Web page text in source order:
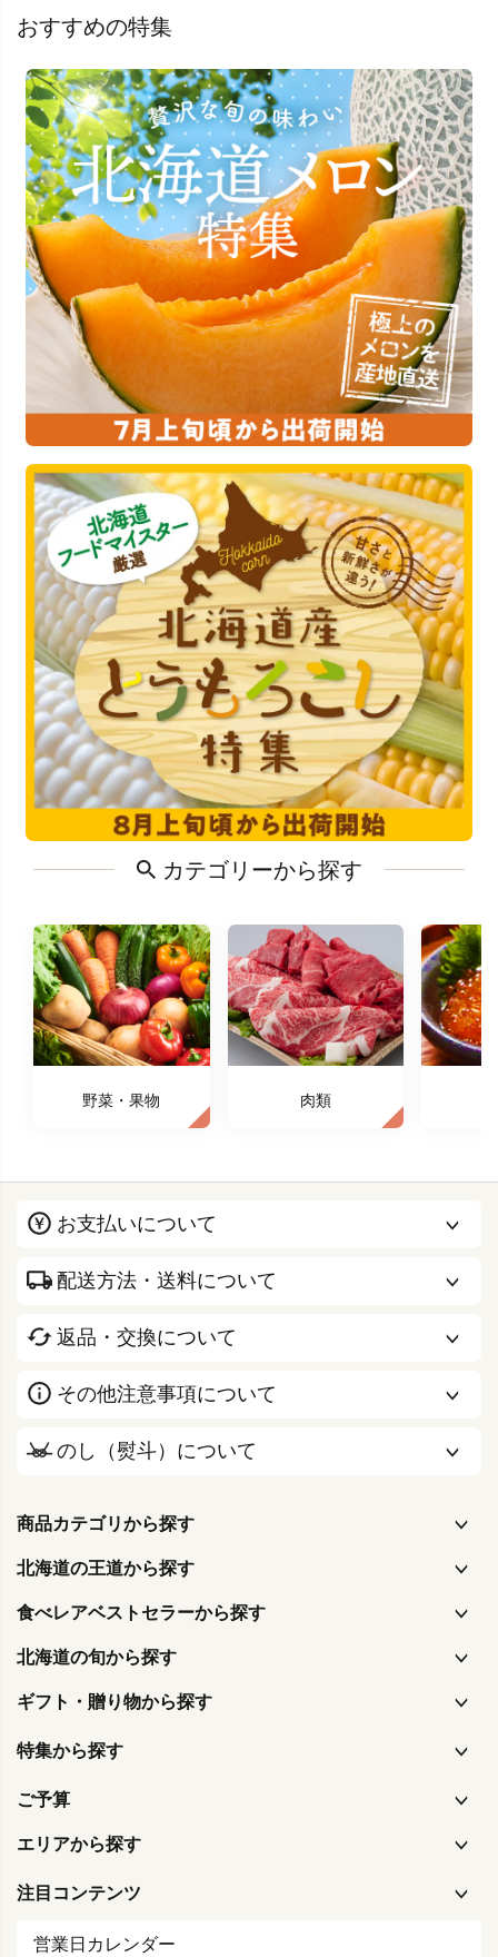
おすすめの特集
カテゴリーから探す
野菜・果物 肉類
お支払いについて
配送方法・送料について
返品・交換について
その他注意事項について
のし（熨斗）について
商品カテゴリから探す
北海道の王道から探す
食べレアベストセラーから探す
北海道の旬から探す
ギフト・贈り物から探す
特集から探す
ご予算
エリアから探す
注目コンテンツ
営業日カレンダー